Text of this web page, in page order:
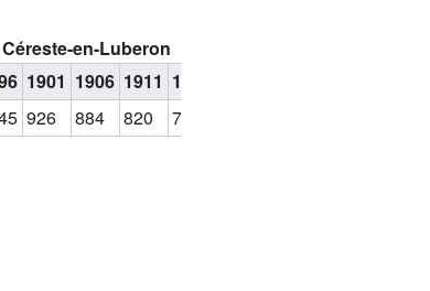
en-Luberon
1901 1906 1911 1921
926 884 820 770